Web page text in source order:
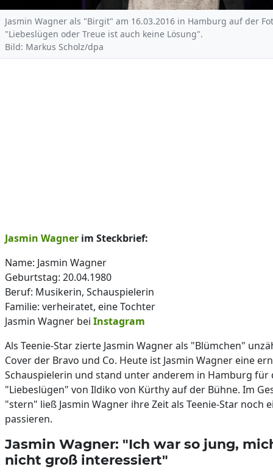
Jasmin Wagner als "Birgit" am 16.03.2016 in Hamburg auf der
"Liebeslügen oder Treue ist auch keine Lösung".
Bild: Markus Scholz/dpa
Jasmin Wagner im Steckbrief:
Name: Jasmin Wagner
Geburtstag: 20.04.1980
Beruf: Musikerin, Schauspielerin
Familie: verheiratet, eine Tochter
Jasmin Wagner bei Instagram
Als Teenie-Star zierte Jasmin Wagner als "Blümchen"
Cover der Bravo und Co. Heute ist Jasmin Wagner eine
Schauspielerin und stand unter anderem in Hamburg für
"Liebeslügen" von Ildiko von Kürthy auf der Bühne. Im
"stern" ließ Jasmin Wagner ihre Zeit als Teenie-Star noch
passieren.
Jasmin Wagner: "Ich war so jung,
nicht groß interessiert"